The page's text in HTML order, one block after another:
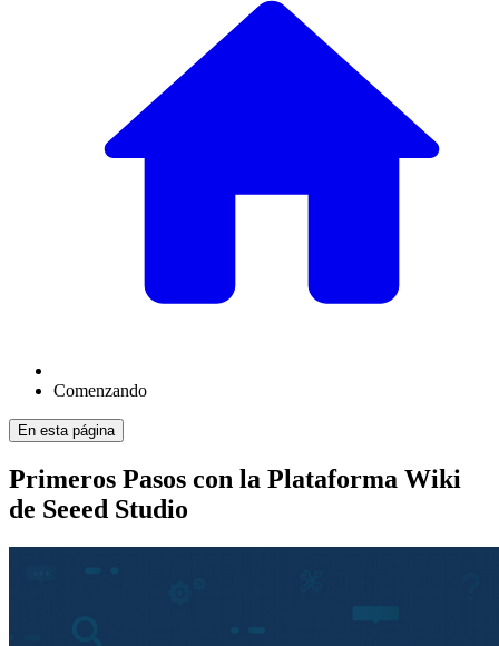
Comenzando
En esta página
Primeros Pasos con la Plataforma Wiki
de Seeed Studio